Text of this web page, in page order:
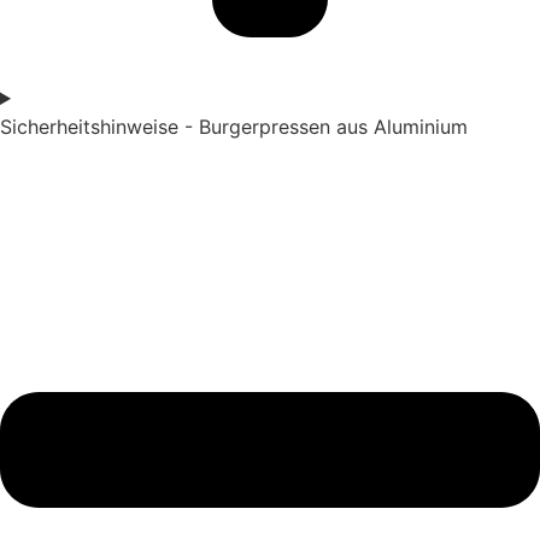
Sicherheitshinweise - Burgerpressen aus Aluminium